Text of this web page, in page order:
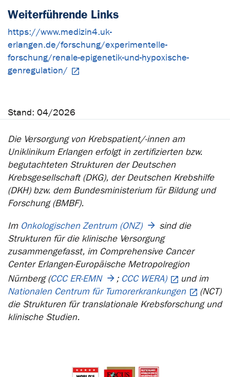
Weiterführende Links
https://www.medizin4.uk-
erlangen.de/forschung/experimentelle-
forschung/renale-epigenetik-und-hypoxische-
genregulation/
Stand: 04/2026
Die Versorgung von Krebspatient/-innen am
Uniklinikum Erlangen erfolgt in zertifizierten bzw.
begutachteten Strukturen der Deutschen
Krebsgesellschaft (DKG), der Deutschen Krebshilfe
(DKH) bzw. dem Bundesministerium für Bildung und
Forschung (BMBF).
Im Onkologischen Zentrum (ONZ)
sind die
Strukturen für die klinische Versorgung
zusammengefasst, im Comprehensive Cancer
Center Erlangen-Europäische Metropolregion
Nürnberg (CCC ER-EMN ; CCC WERA)
und im
Nationalen Centrum für Tumorerkrankungen
(NCT)
die Strukturen für translationale Krebsforschung und
klinische Studien.